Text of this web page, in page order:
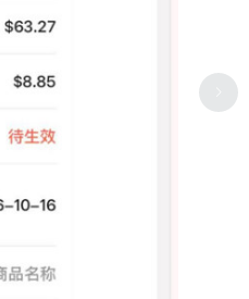
海淘囤货小技巧，一单省下不少开销
06-18
618囤货iHerb7.3折+高返14%入手
06-18